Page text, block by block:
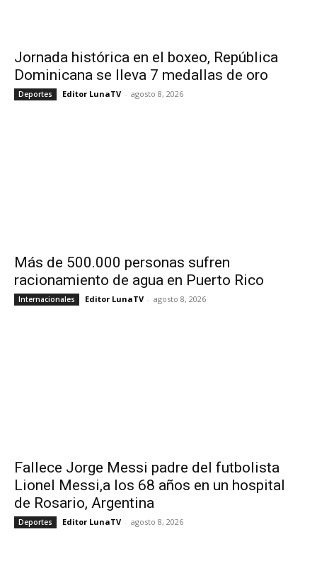
Jornada histórica en el boxeo, República
Dominicana se lleva 7 medallas de oro
Deportes Editor LunaTV - agosto 8, 2026
Más de 500.000 personas sufren
racionamiento de agua en Puerto Rico
Internacionales Editor LunaTV - agosto 8, 2026
Fallece Jorge Messi padre del futbolista
Lionel Messi,a los 68 años en un hospital
de Rosario, Argentina
Deportes Editor LunaTV - agosto 8, 2026